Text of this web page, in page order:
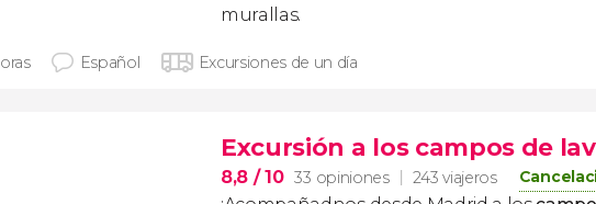
murallas.
Español Excursiones de un día
Excursión a los campos de
8,8 / 10 33 opiniones 243 viajeros